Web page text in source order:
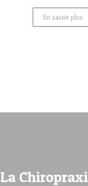
En savoir plus
La